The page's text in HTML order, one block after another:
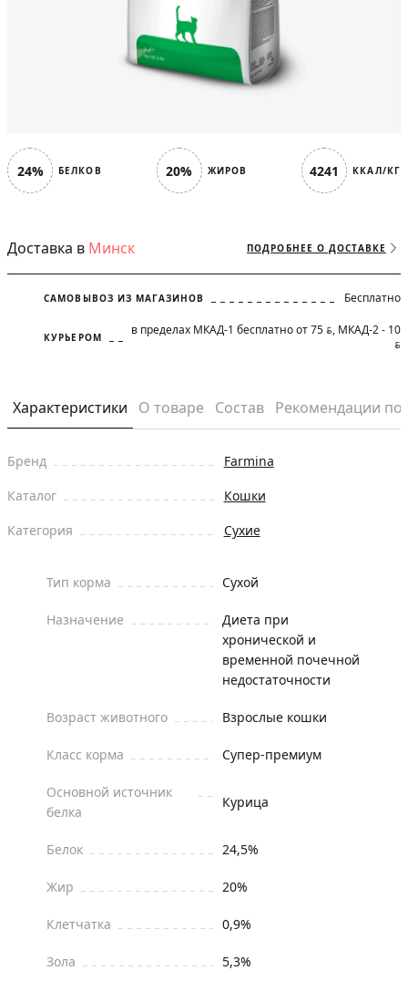
24% БЕЛКОВ 20% ЖИРОВ 4241 ККАЛ/КГ
Доставка в Минск ПОДРОБНЕЕ О ДОСТАВКЕ
САМОВЫВОЗ ИЗ МАГАЗИНОВ Бесплатно
КУРЬЕРОМ в пределах МКАД-1 бесплатно от 75 BYN, МКАД-2 - 10
BYN
Характеристики О товаре Состав Рекомендации
Бренд
Farmina
Каталог
Кошки
Категория
Сухие
Тип корма Сухой
Назначение
Диета при
хронической и
временной почечной
недостаточности
Возраст животного Взрослые кошки
Класс корма Супер-премиум
Основной источник
белка
Курица
Белок 24,5%
Жир 20%
Клетчатка 0,9%
Зола 5,3%